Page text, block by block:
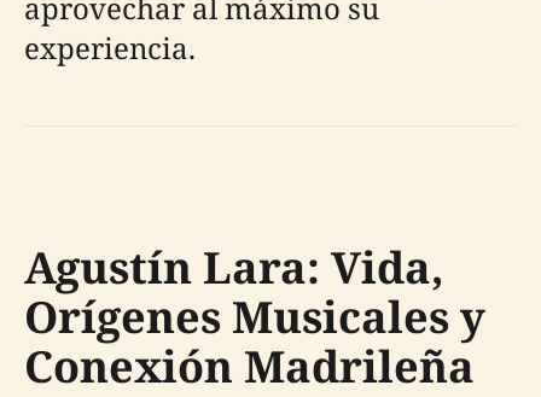
experiencia.
Agustín Lara: Vida,
Orígenes Musicales y
Conexión Madrileña